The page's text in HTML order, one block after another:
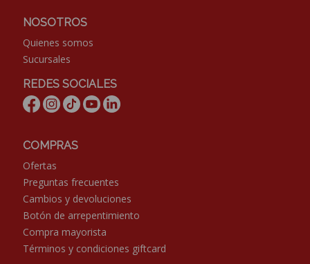
NOSOTROS
Quienes somos
Sucursales
REDES SOCIALES
COMPRAS
Ofertas
Preguntas frecuentes
Cambios y devoluciones
Botón de arrepentimiento
Compra mayorista
Términos y condiciones giftcard